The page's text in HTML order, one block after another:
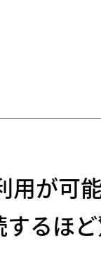
が可能
るほど